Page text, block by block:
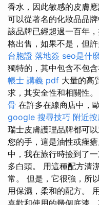
香水，因此敏感的皮膚
可以從著名的化妝品品
該品牌已經超過一百年
格出售，如果不是，但
台胞證 落地簽 seo是什
獨特的，其中包含不包
帳士 講義 pdf 大量的高
求，其安全性和相關性。
骨 在許多在線商店中，
google 搜尋技巧 附近
瑞士皮膚護理品牌都可
您的手，這是油性或痤
中，我在旅行時撿到了
多白頭。 用這種配方清
常。 但是，它很強，所
用保濕，柔和的配方。
喜歡和使用的幾個底漆